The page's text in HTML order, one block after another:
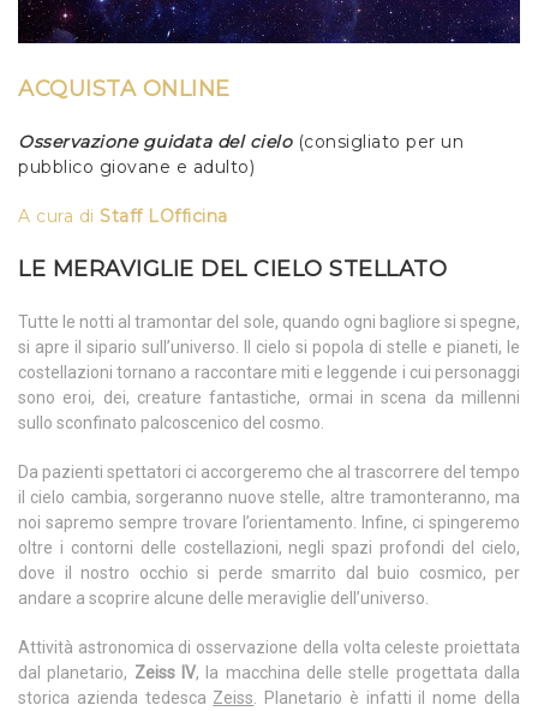
ACQUISTA ONLINE
Osservazione guidata del cielo (consigliato per un
pubblico giovane e adulto)
A cura di Staff LOfficina
LE MERAVIGLIE DEL CIELO STELLATO
Tutte le notti al tramontar del sole, quando ogni bagliore si spegne,
si apre il sipario sull’universo. Il cielo si popola di stelle e pianeti, le
costellazioni tornano a raccontare miti e leggende i cui personaggi
sono eroi, dei, creature fantastiche, ormai in scena da millenni
sullo sconfinato palcoscenico del cosmo.
Da pazienti spettatori ci accorgeremo che al trascorrere del tempo
il cielo cambia, sorgeranno nuove stelle, altre tramonteranno, ma
noi sapremo sempre trovare l’orientamento. Infine, ci spingeremo
oltre i contorni delle costellazioni, negli spazi profondi del cielo,
dove il nostro occhio si perde smarrito dal buio cosmico, per
andare a scoprire alcune delle meraviglie dell’universo.
Attività astronomica di osservazione della volta celeste proiettata
dal planetario, Zeiss IV, la macchina delle stelle progettata dalla
storica azienda tedesca Zeiss . Planetario è infatti il nome della